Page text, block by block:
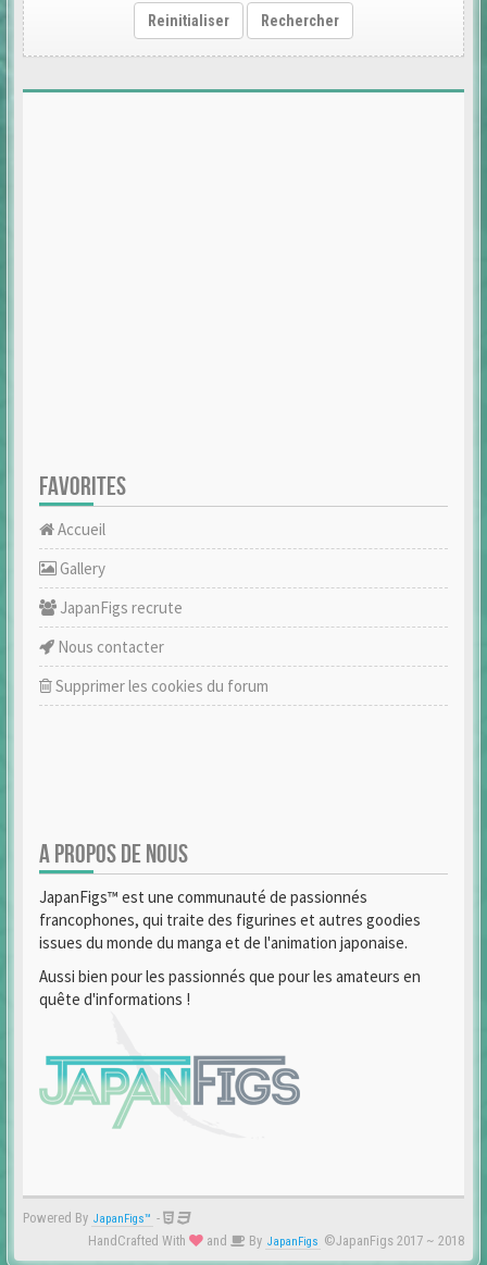
Reinitialiser Rechercher
FAVORITES
Accueil
Gallery
JapanFigs recrute
Nous contacter
Supprimer les cookies du forum
A PROPOS DE NOUS
JapanFigs™ est une communauté de passionnés
francophones, qui traite des figurines et autres goodies
issues du monde du manga et de l'animation japonaise.
Aussi bien pour les passionnés que pour les amateurs en
quête d'informations !
Powered By JapanFigs™ -
HandCrafted With
and By JapanFigs ©JapanFigs 2017 ~ 2018